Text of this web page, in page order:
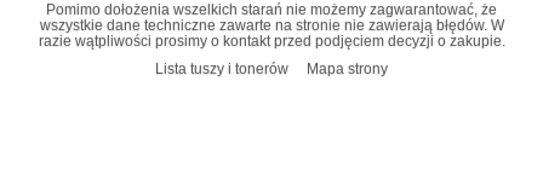
Pomimo dołożenia wszelkich starań nie możemy zagwarantować, że
wszystkie dane techniczne zawarte na stronie nie zawierają błędów. W
razie wątpliwości prosimy o kontakt przed podjęciem decyzji o zakupie.
Lista tuszy i tonerów
Mapa strony